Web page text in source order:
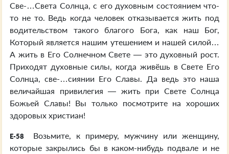
Све-…Света Солнца, с его духовным состоянием что-
то не то. Ведь когда человек отказывается жить под
водительством такого благого Бога, как наш Бог,
Который является нашим утешением и нашей силой…
А жить в Его Солнечном Свете — это духовный рост.
Приходят духовные силы, когда живёшь в Свете Его
Солнца, све-…сиянии Его Славы. Да ведь это наша
величайшая привилегия — жить при Свете Солнца
Божьей Славы! Вы только посмотрите на хороших
здоровых христиан!
E-58
Возьмите, к примеру, мужчину или женщину,
которые закрылись бы в каком-нибудь подвале и не